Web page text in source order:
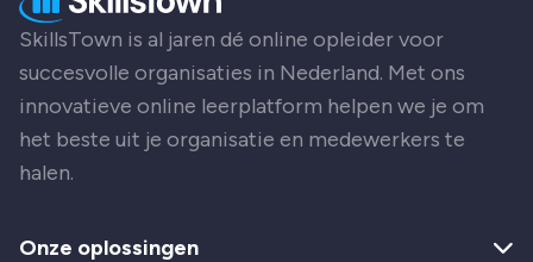
SkillsTown is al jaren dé online opleider voor
succesvolle organisaties in Nederland. Met ons
innovatieve online leerplatform helpen we je om
het beste uit je organisatie en medewerkers te
halen.
Onze oplossingen